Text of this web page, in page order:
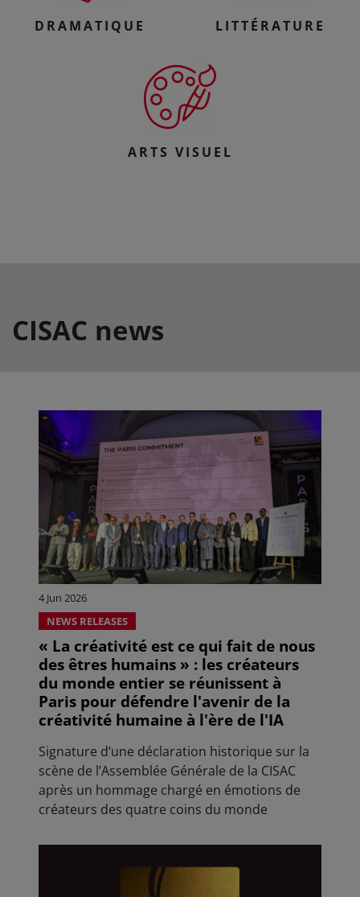
DRAMATIQUE LITTÉRATURE
ARTS VISUEL
CISAC news
4 Jun 2026
NEWS RELEASES
« La créativité est ce qui fait de nous
des êtres humains » : les créateurs
du monde entier se réunissent à
Paris pour défendre l'avenir de la
créativité humaine à l'ère de l'IA
Signature d’une déclaration historique sur la
scène de l’Assemblée Générale de la CISAC
après un hommage chargé en émotions de
créateurs des quatre coins du monde